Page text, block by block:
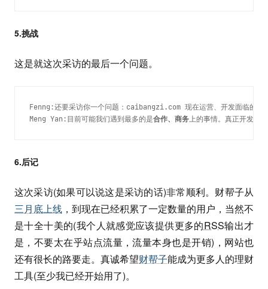
5.挑战
这是就这次采访的最后一个问题。
Fenng:还要采访你一个问题：caibangzi.com 现在运营、开发面临的最
Meng Yan:目前可能我们遇到最多的是合作、商务上的事情。真正开发、
6.后记
这次采访(如果可以说这是采访的话)非常顺利。财帮子从
三月底上线 ，到现在已经积累了一定数量的用户，当然不
是十全十美的(我个人就感觉应该提供更多的RSS输出才
是，不要太在乎站点流量，流量本身也是开销)，网站也
还有很长的路要走。真诚希望财帮子能成为更多人的理财
工具(至少我已经开始用了)。